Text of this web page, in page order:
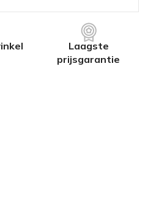
Laagste
prijsgarantie